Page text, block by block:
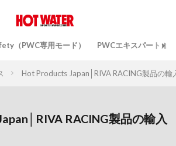
（PWC専用モード） PWCエキスパートガ
Hot Products Japan│RIVA RACING製品の輸
RACING製品の輸入